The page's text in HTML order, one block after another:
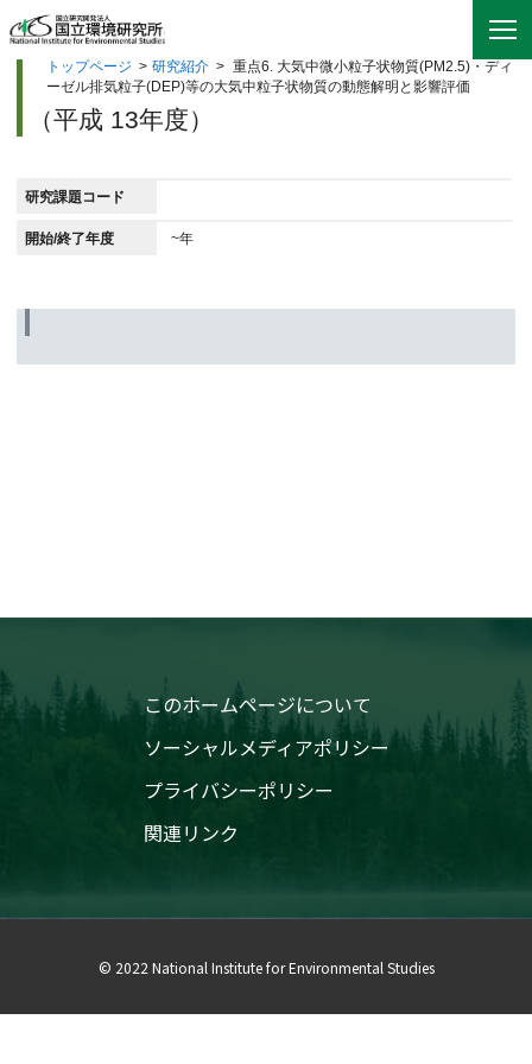
トップページ > 研究紹介 > 重点6. 大気中微小粒子状物質(PM2.5)・ディ
ーゼル排気粒子(DEP)等の大気中粒子状物質の動態解明と影響評価
（平成 13年度）
研究課題コード
開始/終了年度 ~年
このホームページについて
ソーシャルメディアポリシー
プライバシーポリシー
関連リンク
© 2022 National Institute for Environmental Studies